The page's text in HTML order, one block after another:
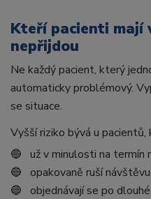
Kteří pacienti mají
nepřijdou
Ne každý pacient, který
automaticky problémový.
se situace.
Vyšší riziko bývá u pacientů,
🔵 už v minulosti na termín
🔵 opakovaně ruší
🔵 objednávají se po